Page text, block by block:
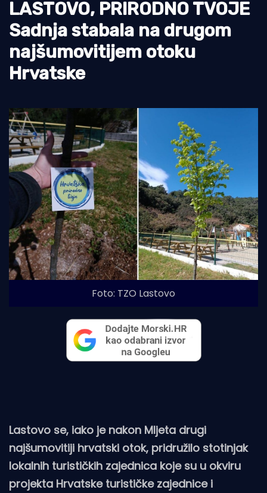
Ekologija
Tradicija i kultura
LASTOVO, PRIRODNO TVOJE
Sadnja stabala na drugom
najšumovitijem otoku
Hrvatske
Foto: TZO Lastovo
Lastovo se, iako je nakon Mljeta drugi
najšumovitiji hrvatski otok, pridružilo stotinjak
lokalnih turističkih zajednica koje su u okviru
projekta Hrvatske turističke zajednice i